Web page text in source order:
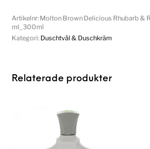
Artikelnr: Molton Brown Delicious Rhubarb &
ml_300ml
Kategori: Duschtvål & Duschkräm
Relaterade produkter